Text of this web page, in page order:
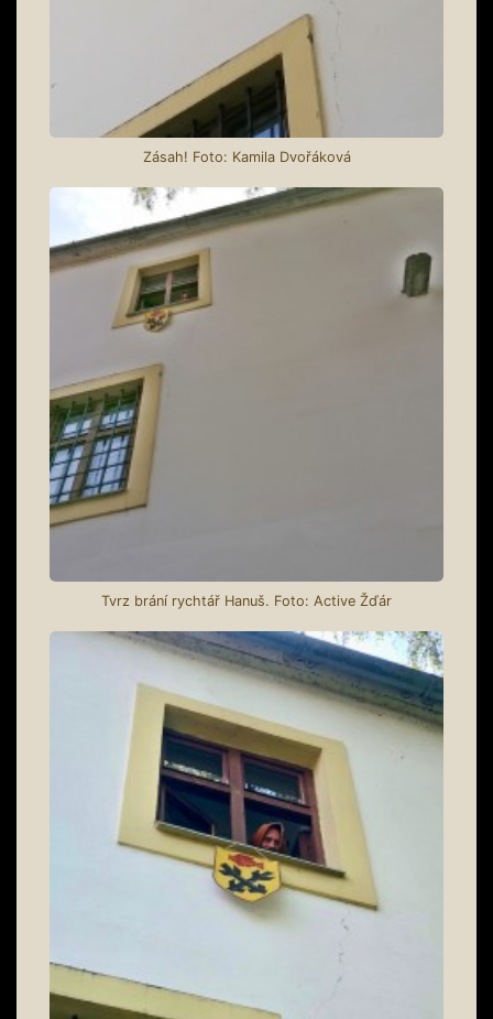
Zásah! Foto: Kamila Dvořáková
Tvrz brání rychtář Hanuš. Foto: Active Žďár